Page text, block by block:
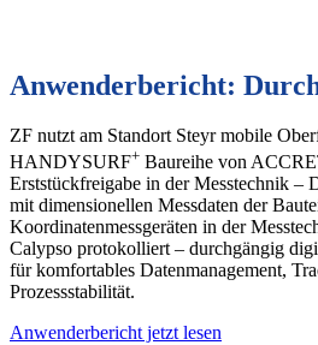
Anwenderbericht:
ZF nutzt am Standort Steyr mobile
HANDYSURF+ Baureihe von
Erststückfreigabe in der Messtechnik –
mit dimensionellen Messdaten der
Koordinatenmessgeräten in der
Calypso protokolliert – durchgängig
für komfortables Datenmanagement,
Prozessstabilität.
Anwenderbericht jetzt lesen